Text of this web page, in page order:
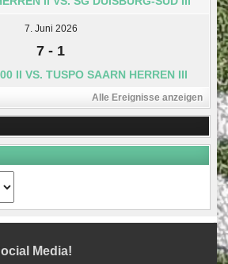
7. Juni 2026
7 - 1
II VS. TUSPO SAARN HERREN III
Alle Ereignisse anzeigen
Media!